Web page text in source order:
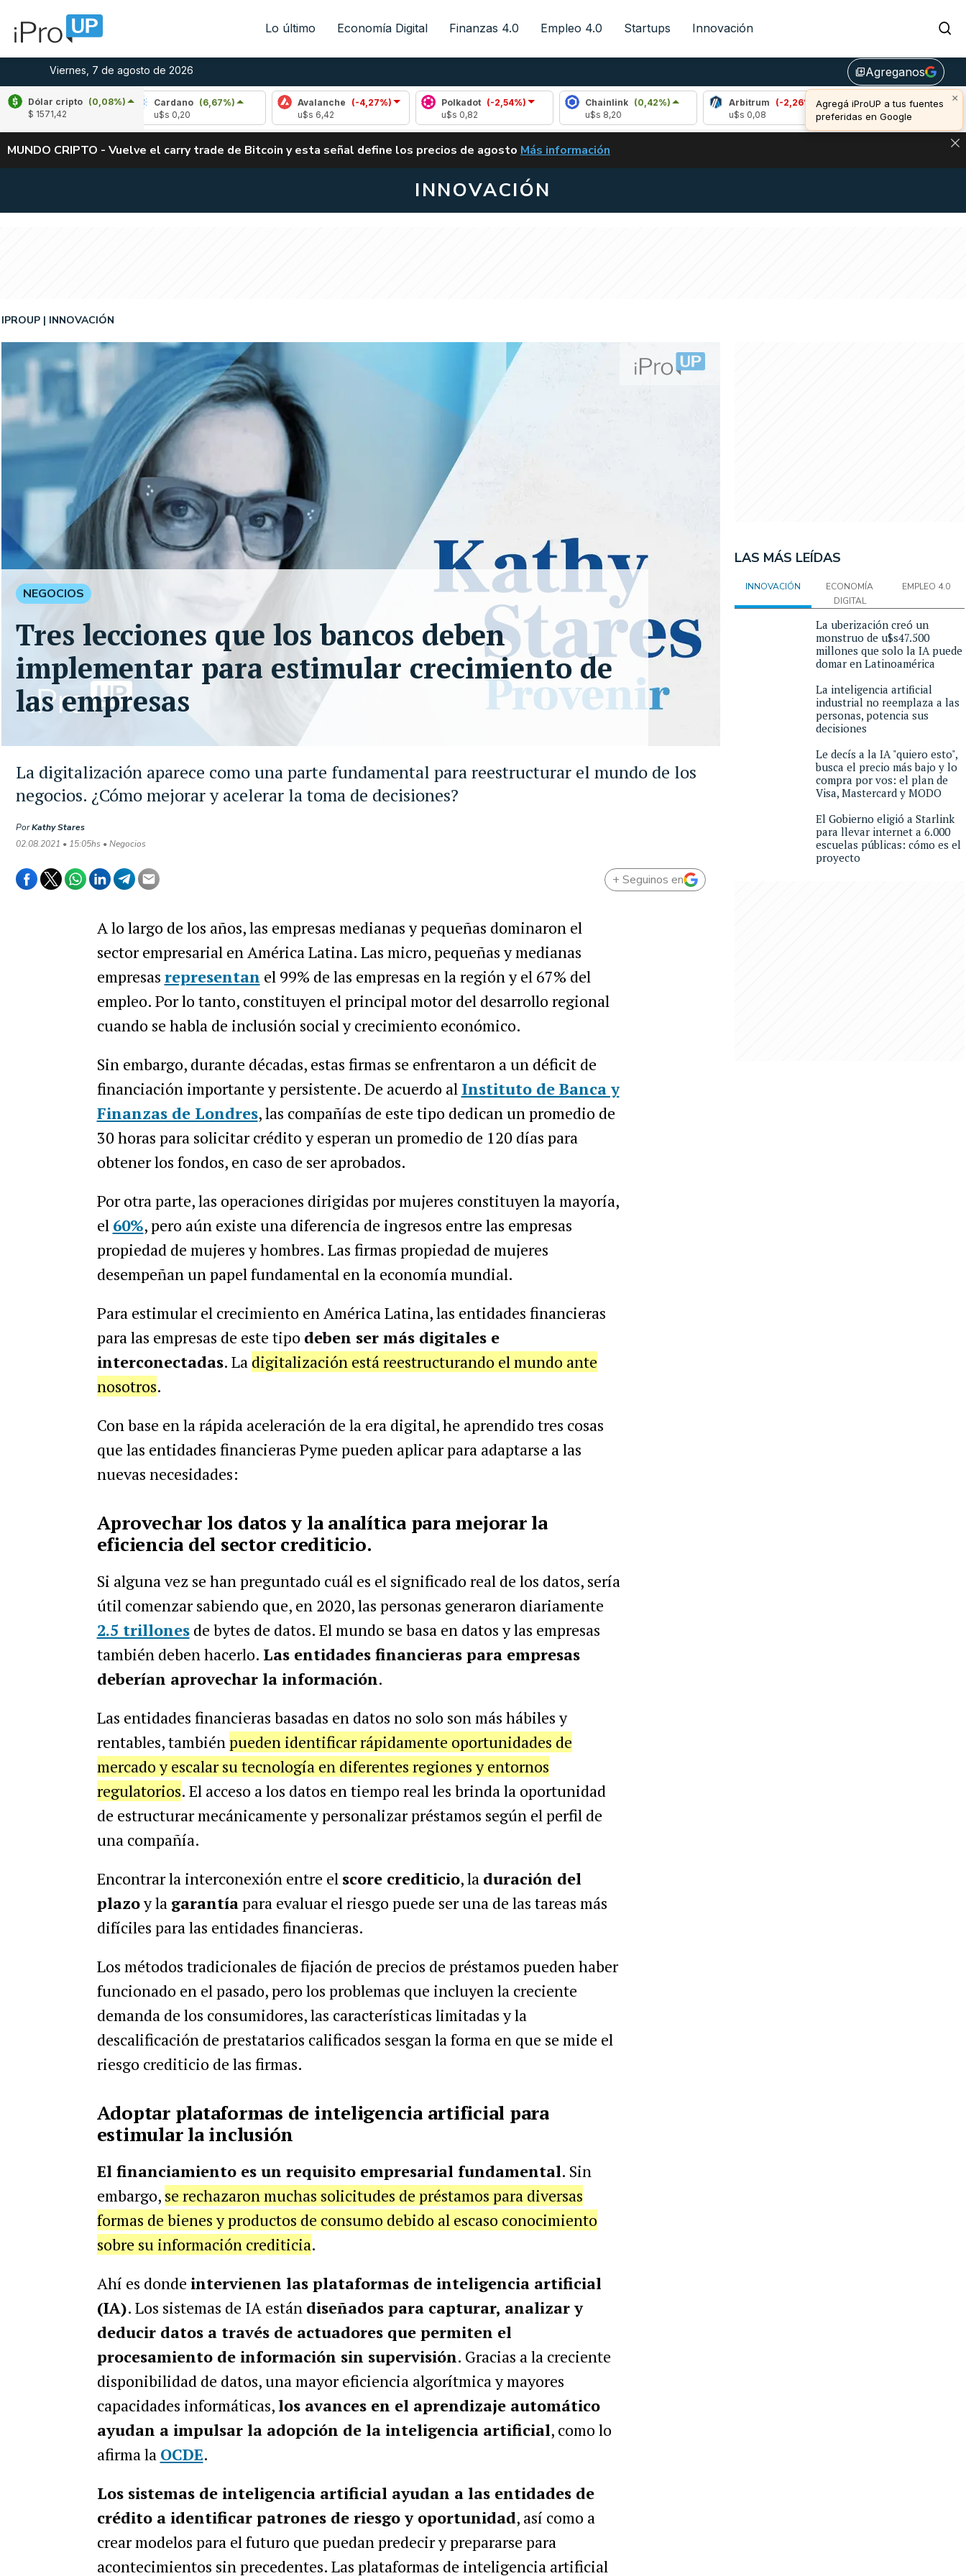
Lo último Economía Digital Finanzas 4.0 Empleo 4.0 Startups Innovación
Viernes, 7 de agosto de 2026 library_addAgreganos
×
Agregá iProUP a tus fuentes
preferidas en Google
Dólar cripto (0,08%)
$ 1571,42
(-2,19%)
Cardano
(6,67%)
Avalanche (-4,27%)
Polkadot
(-2,54%)
Chainlink
(0,42%)
Arbitrum
(-2,26%)
Bitcoin (-0,70%)
u$s 64.426,00
ALERTA
MUNDO CRIPTO - Vuelve el carry trade de Bitcoin y esta señal define los precios de agosto VUELVE EL CARRY TRADE DE BITCOIN Y ESTA SEÑAL DEFINE LOS PRECIOS DE
Más información
INNOVACIÓN
La digitalización aparece como una parte fundamental para reestructurar el mundo de los
negocios. ¿Cómo mejorar y acelerar la toma de decisiones?
IPROUP INNOVACIÓN
PorKathy Stares
02.08.2021 • 15:05hs • Negocios
NEGOCIOS
Tres lecciones que los bancos deben
implementar para estimular crecimiento de
las empresas
+ Seguinos en
A lo largo de los años, las empresas medianas y pequeñas dominaron el
sector empresarial en América Latina. Las micro, pequeñas y medianas
empresas representan el 99% de las empresas en la región y el 67% del
empleo. Por lo tanto, constituyen el principal motor del desarrollo regional
cuando se habla de inclusión social y crecimiento económico.
Sin embargo, durante décadas, estas firmas se enfrentaron a un déficit de
financiación importante y persistente. De acuerdo al Instituto de Banca y
Finanzas de Londres, las compañías de este tipo dedican un promedio de
30 horas para solicitar crédito y esperan un promedio de 120 días para
obtener los fondos, en caso de ser aprobados.
Por otra parte, las operaciones dirigidas por mujeres constituyen la mayoría,
el 60%, pero aún existe una diferencia de ingresos entre las empresas
propiedad de mujeres y hombres. Las firmas propiedad de mujeres
desempeñan un papel fundamental en la economía mundial.
Para estimular el crecimiento en América Latina, las entidades financieras
para las empresas de este tipo deben ser más digitales e
interconectadas. La digitalización está reestructurando el mundo ante
nosotros.
Con base en la rápida aceleración de la era digital, he aprendido tres cosas
que las entidades financieras Pyme pueden aplicar para adaptarse a las
nuevas necesidades:
Aprovechar los datos y la analítica para mejorar la
eficiencia del sector crediticio.
Si alguna vez se han preguntado cuál es el significado real de los datos, sería
útil comenzar sabiendo que, en 2020, las personas generaron diariamente
2.5 trillonesde bytes de datos. El mundo se basa en datos y las empresas
también deben hacerlo. Las entidades financieras para empresas
deberían aprovechar la información.
Las entidades financieras basadas en datos no solo son más hábiles y
rentables, tambiénpueden identificar rápidamente oportunidades de
mercado y escalar su tecnología en diferentes regiones y entornos
regulatorios. El acceso a los datos en tiempo real les brinda la oportunidad
de estructurar mecánicamente y personalizar préstamos según el perfil de
una compañía.
Encontrar la interconexión entre el score crediticio, la duración del
plazoy la garantíapara evaluar el riesgo puede ser una de las tareas más
difíciles para las entidades financieras.
Los métodos tradicionales de fijación de precios de préstamos pueden haber
funcionado en el pasado, pero los problemas que incluyen la creciente
demanda de los consumidores, las características limitadas y la
descalificación de prestatarios calificados sesgan la forma en que se mide el
riesgo crediticio de las firmas.
Adoptar plataformas de inteligencia artificial para
estimular la inclusión
El financiamiento es un requisito empresarial fundamental. Sin
embargo, se rechazaron muchas solicitudes de préstamos para diversas
formas de bienes y productos de consumo debido al escaso conocimiento
sobre su información crediticia.
Ahí es donde intervienen las plataformas de inteligencia artificial
(IA). Los sistemas de IA están diseñados para capturar, analizar y
deducir datos a través de actuadores que permiten el
procesamiento de información sin supervisión. Gracias a la creciente
disponibilidad de datos, una mayor eficiencia algorítmica y mayores
capacidades informáticas,los avances en el aprendizaje automático
ayudan a impulsar la adopción de la inteligencia artificial, como lo
afirma la OCDE.
Los sistemas de inteligencia artificial ayudan a las entidades de
crédito a identificar patrones de riesgo y oportunidad, así como a
crear modelos para el futuro que puedan predecir y prepararse para
acontecimientos sin precedentes. Las plataformas de inteligencia artificial
LAS MÁS LEÍDAS
INNOVACIÓN
ECONOMÍA
DIGITAL
EMPLEO 4.0
La uberización creó un
monstruo de u$s47.500
millones que solo la IA puede
domar en Latinoamérica
La inteligencia artificial
industrial no reemplaza a las
personas, potencia sus
decisiones
Le decís a la IA "quiero esto",
busca el precio más bajo y lo
compra por vos: el plan de
Visa, Mastercard y MODO
El Gobierno eligió a Starlink
para llevar internet a 6.000
escuelas públicas: cómo es el
proyecto